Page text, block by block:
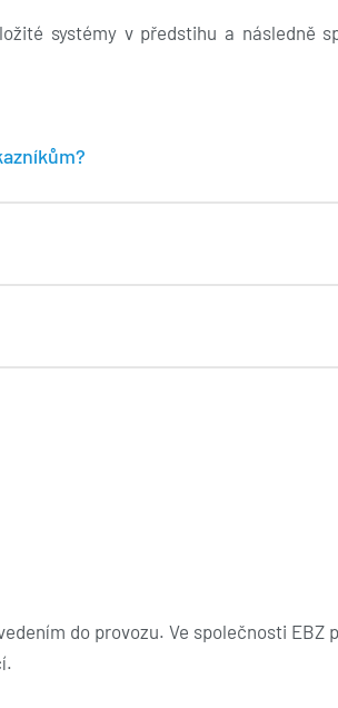
systémy v předstihu a následně
do provozu. Ve společnosti EBZ